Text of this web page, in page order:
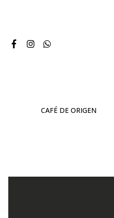
CAFÉ DE ORIGEN